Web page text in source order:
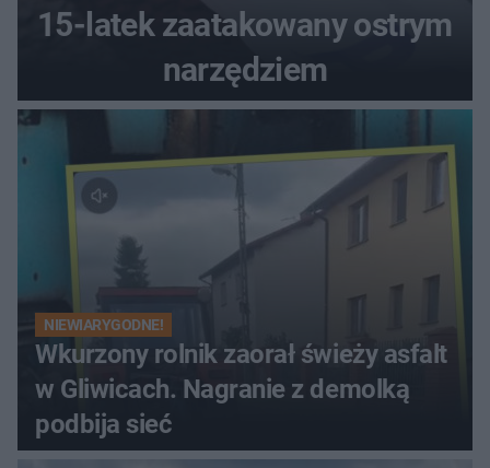
15-latek zaatakowany ostrym
narzędziem
NIEWIARYGODNE!
Wkurzony rolnik zaorał świeży asfalt
w Gliwicach. Nagranie z demolką
podbija sieć